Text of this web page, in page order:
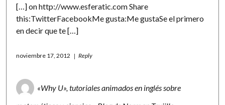
[…] onhttp://www.esferatic.comShare
this:TwitterFacebookMe gusta:Me gustaSe el primero
en decir que te […]
noviembre 17, 2012 Reply
«Why U», tutoriales animados en inglés sobre